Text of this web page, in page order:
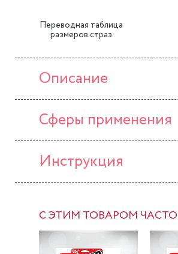
Переводная таблица
размеров страз
Описание
Сферы применения
Инструкция
С ЭТИМ ТОВАРОМ